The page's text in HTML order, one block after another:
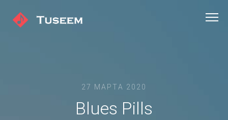
27 МАРТА 2020
Blues Pills